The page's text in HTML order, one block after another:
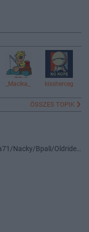
_Macika_ kissherceg
ÖSSZES TOPIK
Toka Club/Labanc/Laruska/Vica71/Nacky/Bpali/Oldrider/Josefernando/Mcbull/Kawaszabi